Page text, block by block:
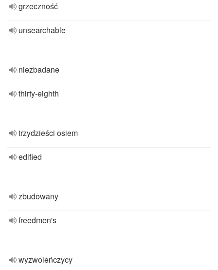
grzeczność
unsearchable
niezbadane
thirty-eighth
trzydzieści osiem
edified
zbudowany
freedmen's
wyzwoleńczycy